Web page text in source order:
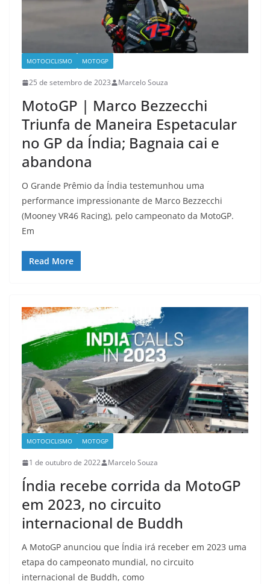
MOTOCICLISMO MOTOGP
25 de setembro de 2023 Marcelo Souza
MotoGP | Marco Bezzecchi
Triunfa de Maneira Espetacular
no GP da Índia; Bagnaia cai e
abandona
O Grande Prêmio da Índia testemunhou uma
performance impressionante de Marco Bezzecchi
(Mooney VR46 Racing), pelo campeonato da MotoGP.
Em
Read More
MOTOCICLISMO MOTOGP
1 de outubro de 2022 Marcelo Souza
Índia recebe corrida da MotoGP
em 2023, no circuito
internacional de Buddh
A MotoGP anunciou que Índia irá receber em 2023 uma
etapa do campeonato mundial, no circuito
internacional de Buddh, como